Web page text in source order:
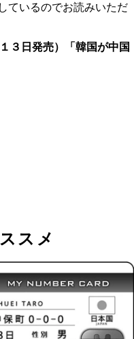
ているのでお読みいただ
３日発売）「韓国が中国
スメ